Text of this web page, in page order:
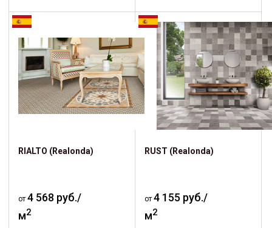
RIALTO (Realonda)
от 4 568 руб./
м2
RUST (Realonda)
от 4 155 руб./
м2